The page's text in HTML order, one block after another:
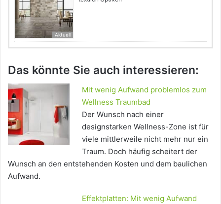
Aktuell
Das könnte Sie auch interessieren:
Mit wenig Aufwand problemlos zum
Wellness Traumbad
Der Wunsch nach einer
designstarken Wellness-Zone ist für
viele mittlerweile nicht mehr nur ein
Traum. Doch häufig scheitert der
Wunsch an den entstehenden Kosten und dem baulichen
Aufwand.
Effektplatten: Mit wenig Aufwand